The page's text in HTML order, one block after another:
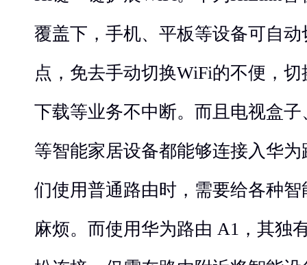
覆盖下，手机、平板等设备可自
点，免去手动切换WiFi的不便，
下载等业务不中断。而且电视盒
等智能家居设备都能够连接入华
们使用普通路由时，需要给各种
麻烦。而使用华为路由 A1，其独